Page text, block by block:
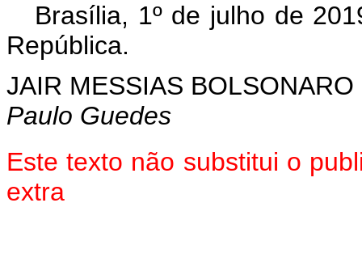
Brasília, 1º de julho de
República.
JAIR MESSIAS BOLSONARO
Paulo Guedes
Este texto não substitui o
extra